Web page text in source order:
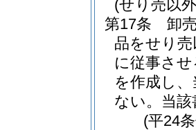
(せり売以
第17条
卸
品をせり
に従事さ
を作成し
ない。 当
(平24